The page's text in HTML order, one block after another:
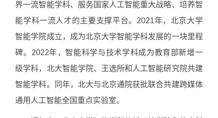
界一流智能学科、服务国家人工智能重大战略、培养智
能学科一流人才的主要支撑平台。2021年，北京大学
智能学院成立，成为北京大学智能学科发展的一块里程
碑。2022年，智能科学与技术学科成为教育部新增一
级学科，北大智能学院、王选所和人工智能研究院共建
智能学科。同年，北大与北京通院获批联合共建跨媒体
通用人工智能全国重点实验室。